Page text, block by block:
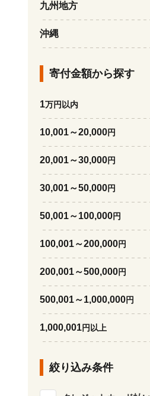
九州地方
沖縄
寄付金額から探す
1万円以内
10,001～20,000円
20,001～30,000円
30,001～50,000円
50,001～100,000円
100,001～200,000円
200,001～500,000円
500,001～1,000,000円
1,000,001円以上
絞り込み条件